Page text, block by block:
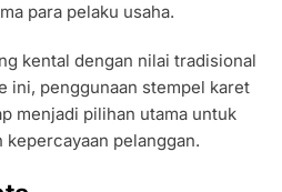
para pelaku usaha.
kental dengan nilai tradisional
ini, penggunaan stempel karet
menjadi pilihan utama untuk
pelanggan.